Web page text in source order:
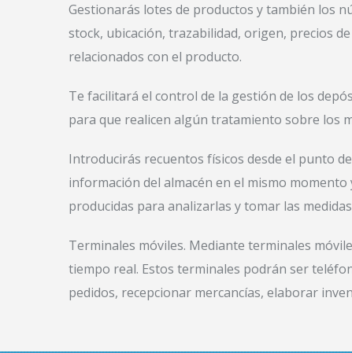
Gestionarás lotes de productos y también los
stock, ubicación, trazabilidad, origen, precios
relacionados con el producto.
Te facilitará el control de la gestión de los
para que realicen algún tratamiento sobre los
Introducirás recuentos físicos desde el punto
información del almacén en el mismo
producidas para analizarlas y tomar las
Terminales móviles. Mediante terminales
tiempo real. Estos terminales podrán ser
pedidos, recepcionar mercancías, elaborar